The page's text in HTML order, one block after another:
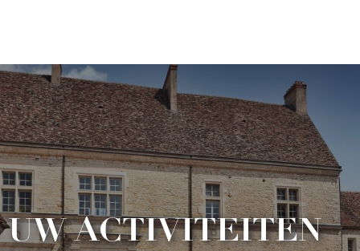
principal
UW ACTIVITEITEN